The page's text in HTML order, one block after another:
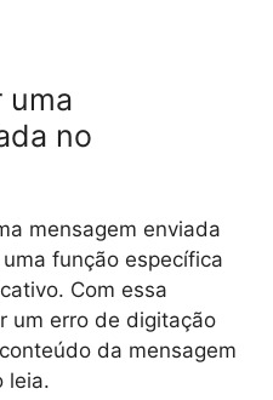
uma
no
mensagem enviada
função específica
Com essa
um erro de digitação
da mensagem
leia.